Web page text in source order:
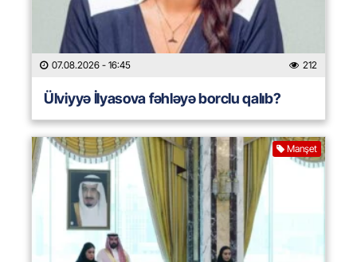
07.08.2026 - 16:45 212
Ülviyyə İlyasova fəhləyə borclu qalıb?
Manşet